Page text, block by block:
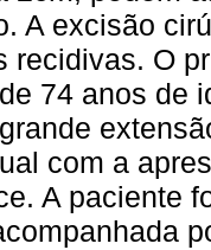
A excisão
recidivas. O
74 anos de
com a
A paciente